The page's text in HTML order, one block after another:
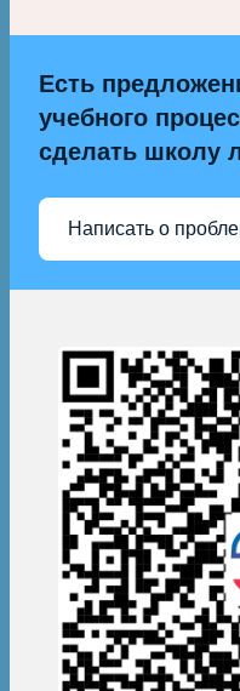
Есть
учебного
сделать школу
Написать о